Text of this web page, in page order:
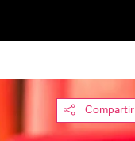
Compartir